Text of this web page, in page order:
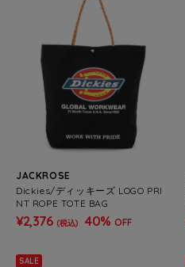
JACKROSE
Dickies/ディッキーズ LOGO PRI
NT ROPE TOTE BAG
¥2,376 (税込) 40% OFF
SALE